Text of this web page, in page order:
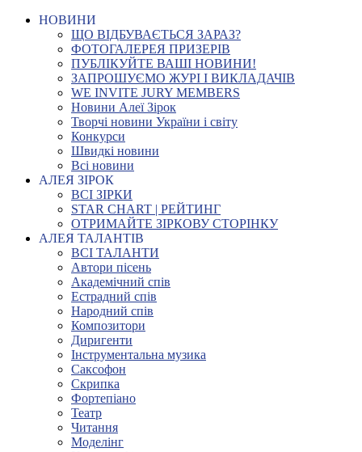
НОВИНИ
ЩО ВІДБУВАЄТЬСЯ ЗАРАЗ?
ФОТОГАЛЕРЕЯ ПРИЗЕРІВ
ПУБЛІКУЙТЕ ВАШІ НОВИНИ!
ЗАПРОШУЄМО ЖУРІ І ВИКЛАДАЧІВ
WE INVITE JURY MEMBERS
Новини Алеї Зірок
Творчі новини України і світу
Конкурси
Швидкі новини
Всі новини
АЛЕЯ ЗІРОК
ВСІ ЗІРКИ
STAR CHART | РЕЙТИНГ
ОТРИМАЙТЕ ЗІРКОВУ СТОРІНКУ
АЛЕЯ ТАЛАНТІВ
ВСІ ТАЛАНТИ
Автори пісень
Академічний спів
Естрадний спів
Народний спів
Композитори
Диригенти
Інструментальна музика
Саксофон
Скрипка
Фортепіано
Театр
Читання
Моделінг